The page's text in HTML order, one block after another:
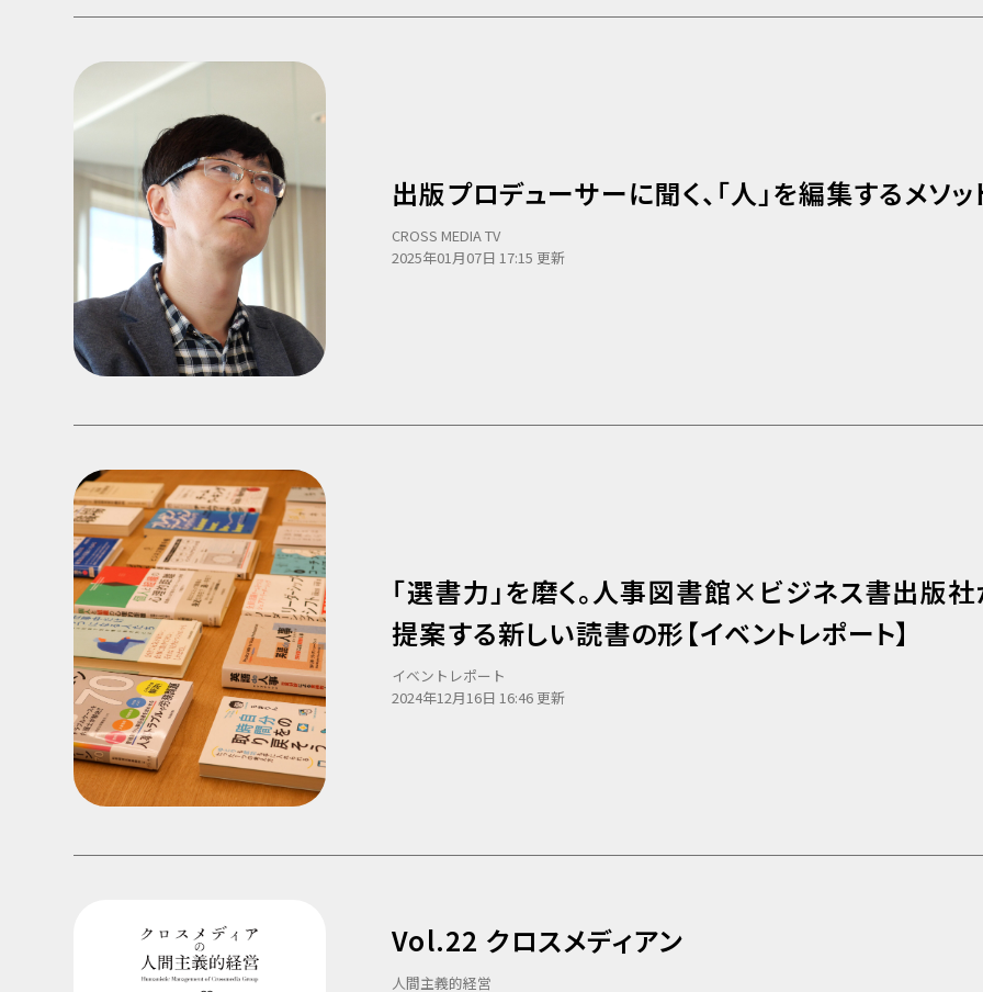
出版プロデューサーに聞く、「人」を編集するメソッ
CROSS MEDIA TV
2025年01月07日 17:15 更新
「選書力」を磨く。人事図書館×ビジネス書出版
提案する新しい読書の形【イベントレポート】
イベントレポート
2024年12月16日 16:46 更新
Vol.22 クロスメディアン
人間主義的経営